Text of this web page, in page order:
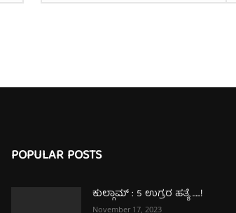
POPULAR POSTS
ಕುಲ್ಗಾಮ್‌ : 5 ಉಗ್ರರ ಹತ್ಯೆ …..!
November 17, 2023